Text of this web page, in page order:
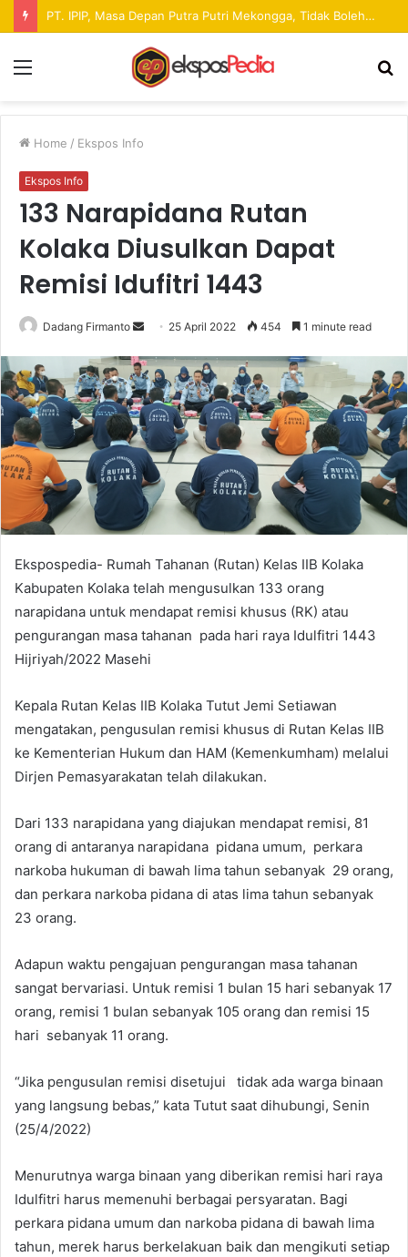
Pekan Raya ANTAM Hadirkan Ruang Promosi UMKM dan Hiburan bagi Masyarakat
Home / Ekspos Info
Ekspos Info
133 Narapidana Rutan
Kolaka Diusulkan Dapat
Remisi Idufitri 1443
Dadang Firmanto
n
d
a
n
e
m
a
i
25 April 2022 454 1 minute read
Ekspospedia- Rumah Tahanan (Rutan) Kelas IIB Kolaka
Kabupaten Kolaka telah mengusulkan 133 orang
narapidana untuk mendapat remisi khusus (RK) atau
pengurangan masa tahanan pada hari raya Idulfitri 1443
Hijriyah/2022 Masehi
Kepala Rutan Kelas IIB Kolaka Tutut Jemi Setiawan
mengatakan, pengusulan remisi khusus di Rutan Kelas IIB
ke Kementerian Hukum dan HAM (Kemenkumham) melalui
Dirjen Pemasyarakatan telah dilakukan.
Dari 133 narapidana yang diajukan mendapat remisi, 81
orang di antaranya narapidana pidana umum, perkara
narkoba hukuman di bawah lima tahun sebanyak 29 orang,
dan perkara narkoba pidana di atas lima tahun sebanyak
23 orang.
Adapun waktu pengajuan pengurangan masa tahanan
sangat bervariasi. Untuk remisi 1 bulan 15 hari sebanyak 17
orang, remisi 1 bulan sebanyak 105 orang dan remisi 15
hari sebanyak 11 orang.
“Jika pengusulan remisi disetujui tidak ada warga binaan
yang langsung bebas,” kata Tutut saat dihubungi, Senin
(25/4/2022)
Menurutnya warga binaan yang diberikan remisi hari raya
Idulfitri harus memenuhi berbagai persyaratan. Bagi
perkara pidana umum dan narkoba pidana di bawah lima
tahun, merek harus berkelakuan baik dan mengikuti setiap